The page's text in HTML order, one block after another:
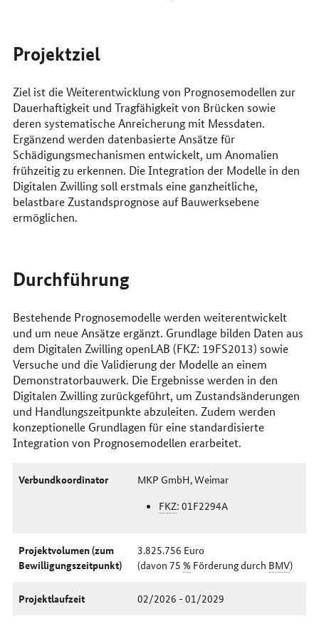
Projektziel
Ziel ist die Weiterentwicklung von Prognosemodellen zur
Dauerhaftigkeit und Tragfähigkeit von Brücken sowie
deren systematische Anreicherung mit Messdaten.
Ergänzend werden datenbasierte Ansätze für
Schädigungsmechanismen entwickelt, um Anomalien
frühzeitig zu erkennen. Die Integration der Modelle in den
Digitalen Zwilling soll erstmals eine ganzheitliche,
belastbare Zustandsprognose auf Bauwerksebene
ermöglichen.
Durchführung
Bestehende Prognosemodelle werden weiterentwickelt
und um neue Ansätze ergänzt. Grundlage bilden Daten aus
dem Digitalen Zwilling openLAB (FKZ: 19FS2013) sowie
Versuche und die Validierung der Modelle an einem
Demonstratorbauwerk. Die Ergebnisse werden in den
Digitalen Zwilling zurückgeführt, um Zustandsänderungen
und Handlungszeitpunkte abzuleiten. Zudem werden
konzeptionelle Grundlagen für eine standardisierte
Integration von Prognosemodellen erarbeitet.
Verbundkoordinator
MKP GmbH, Weimar
FKZ: 01F2294A
Projektvolumen (zum
Bewilligungszeitpunkt)
3.825.756 Euro
(davon 75 % Förderung durch BMV)
Projektlaufzeit 02/2026 - 01/2029